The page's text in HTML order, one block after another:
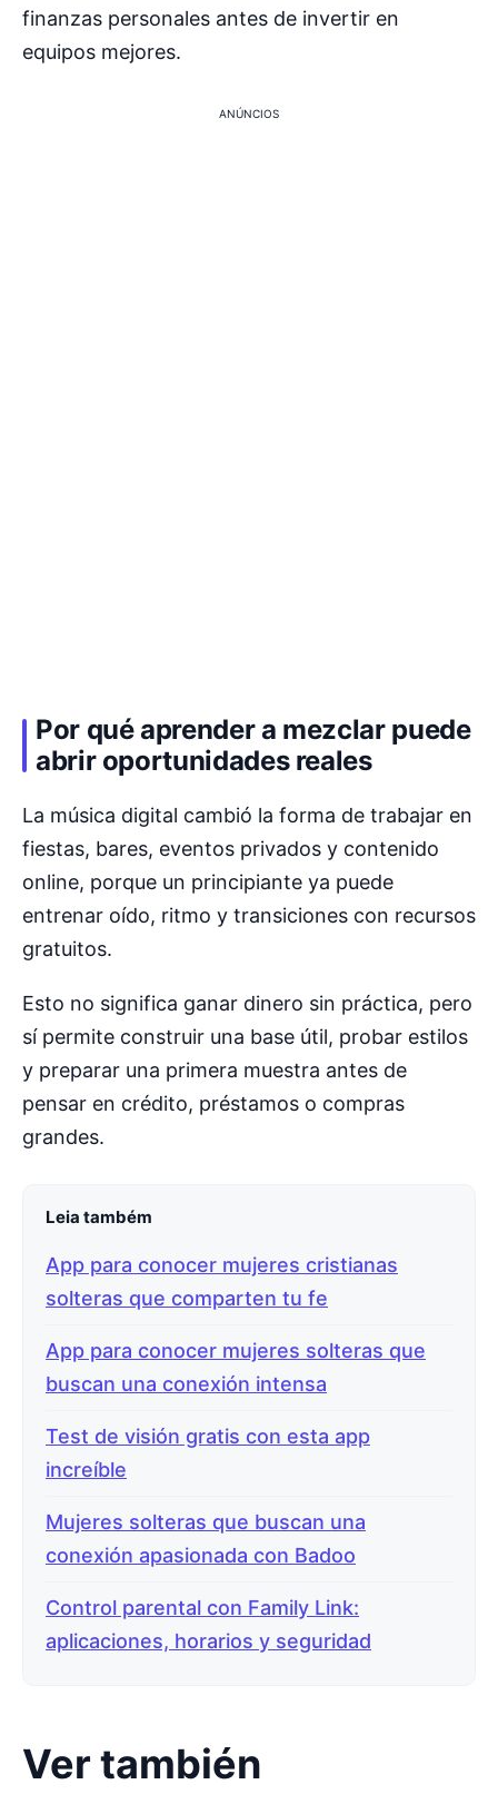
finanzas personales antes de invertir en
equipos mejores.
ANÚNCIOS
Por qué aprender a mezclar puede
abrir oportunidades reales
La música digital cambió la forma de trabajar en
fiestas, bares, eventos privados y contenido
online, porque un principiante ya puede
entrenar oído, ritmo y transiciones con recursos
gratuitos.
Esto no significa ganar dinero sin práctica, pero
sí permite construir una base útil, probar estilos
y preparar una primera muestra antes de
pensar en crédito, préstamos o compras
grandes.
Leia também
App para conocer mujeres cristianas
solteras que comparten tu fe
App para conocer mujeres solteras que
buscan una conexión intensa
Test de visión gratis con esta app
increíble
Mujeres solteras que buscan una
conexión apasionada con Badoo
Control parental con Family Link:
aplicaciones, horarios y seguridad
Ver también